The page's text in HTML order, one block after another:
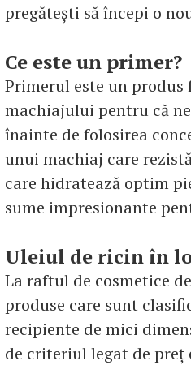
pregătești să începi o
Ce este un primer?
Primerul este un
machiajului pentru că
înainte de folosirea
unui machiaj care
care hidratează optim
sume impresionante
Uleiul de ricin în
La raftul de cosmetice
produse care sunt
recipiente de mici
de criteriul legat de preț